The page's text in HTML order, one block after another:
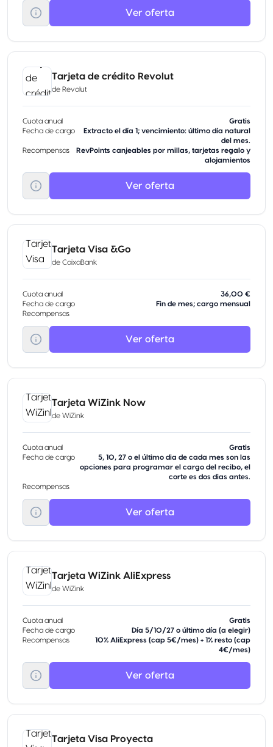
Ver oferta
Tarjeta de crédito Revolut
de Revolut
Cuota anual
Gratis
Fecha de cargo
Extracto el día 1; vencimiento: último día natural
del mes.
Recompensas
RevPoints canjeables por millas, tarjetas regalo y
alojamientos
Ver oferta
Tarjeta Visa &Go
de CaixaBank
Cuota anual
36,00 €
Fecha de cargo
Fin de mes; cargo mensual
Recompensas
Ver oferta
Tarjeta WiZink Now
de WiZink
Cuota anual
Gratis
Fecha de cargo
5, 10, 27 o el último dia de cada mes son las
opciones para programar el cargo del recibo, el
corte es dos dias antes.
Recompensas
Ver oferta
Tarjeta WiZink AliExpress
de WiZink
Cuota anual
Gratis
Fecha de cargo
Día 5/10/27 o último día (a elegir)
Recompensas
10% AliExpress (cap 5€/mes) + 1% resto (cap
4€/mes)
Ver oferta
Tarjeta Visa Proyecta